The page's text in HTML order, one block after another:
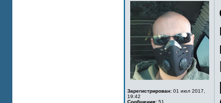
Зарегистрирован: 01 июл 2017,
19:42
Сообщения: 51